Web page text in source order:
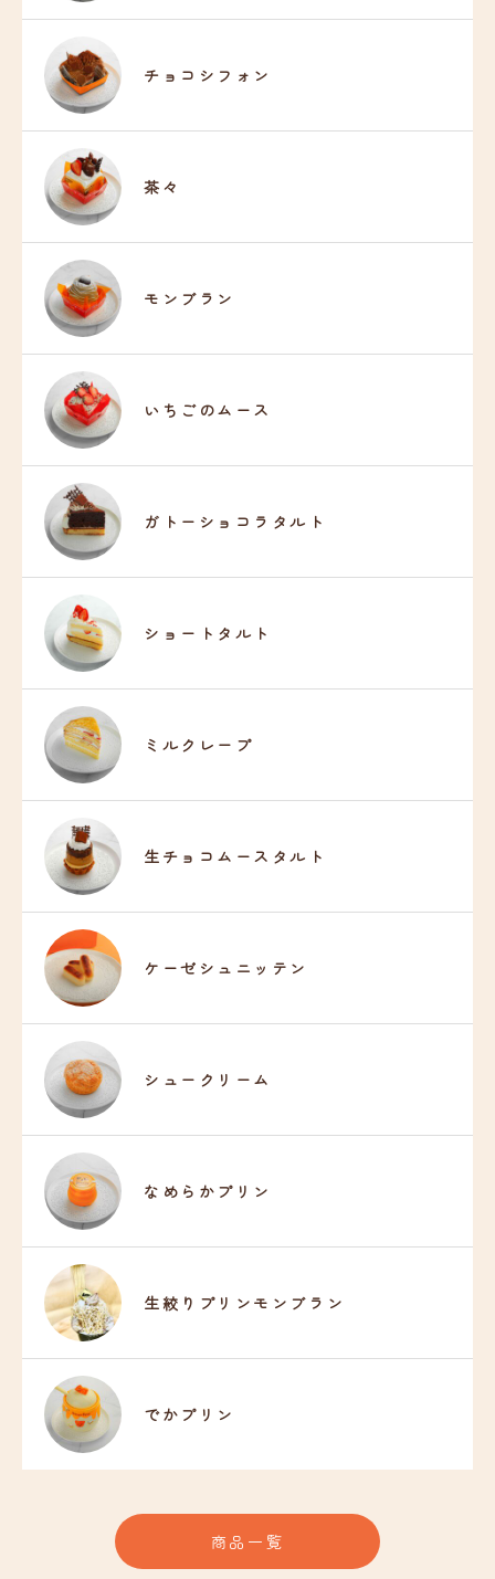
チョコシフォン
茶々
モンブラン
いちごのムース
ガトーショコラタルト
ショートタルト
ミルクレープ
生チョコムースタルト
ケーゼシュニッテン
シュークリーム
なめらかプリン
生絞りプリンモンブラン
でかプリン
商品一覧